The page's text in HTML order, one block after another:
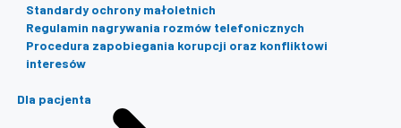
Standardy ochrony małoletnich
Regulamin nagrywania rozmów telefonicznych
Procedura zapobiegania korupcji oraz konfliktowi
interesów
Dla pacjenta